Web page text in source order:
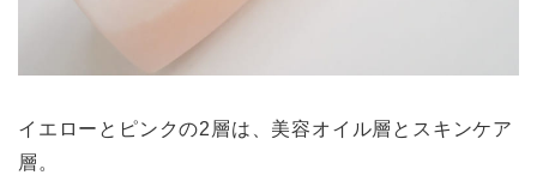
イエローとピンクの2層は、美容オイル層とスキンケア
層。